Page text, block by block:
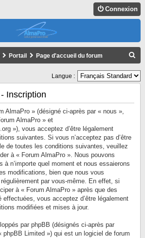
Connexion
Portail Page d'accueil du forum
C
Langue :
Inscription
AlmaPro » (désigné ci-après par « nous »,
AlmaPro » et
»), vous acceptez d’être légalement
suivantes. Si vous n’acceptez pas d’être
de toutes les conditions suivantes, veuillez
à « Forum AlmaPro ». Nous pouvons
à n’importe quel moment et nous essaierons
modifications, bien que nous vous
par vous-même. En effet, si
à « Forum AlmaPro » après que des
vous acceptez d’être légalement
modifiées et mises à jour.
par phpBB (désignés ci-après par
phpBB Limited ») qui est un logiciel de forum